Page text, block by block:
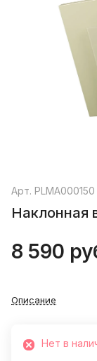
Арт. PLMA000150
Наклонная
8 590
Описание
Нет в